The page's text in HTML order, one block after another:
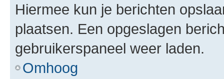
Hiermee kun je berichten
plaatsen. Een opgeslagen
gebruikerspaneel weer laden.
Omhoog